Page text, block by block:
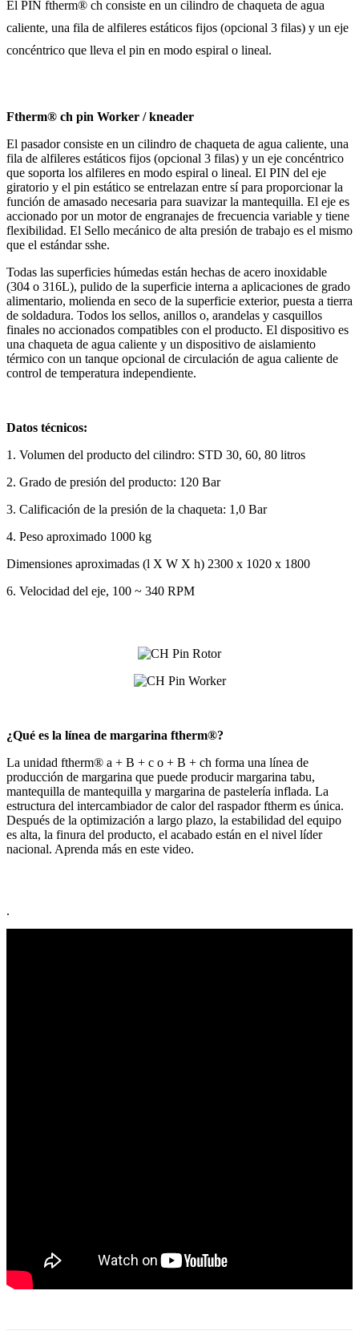
El PIN ftherm® ch consiste en un cilindro de chaqueta de agua
caliente, una fila de alfileres estáticos fijos (opcional 3 filas) y un eje
concéntrico que lleva el pin en modo espiral o lineal.
Ftherm® ch pin Worker / kneader
El pasador consiste en un cilindro de chaqueta de agua caliente, una
fila de alfileres estáticos fijos (opcional 3 filas) y un eje concéntrico
que soporta los alfileres en modo espiral o lineal. El PIN del eje
giratorio y el pin estático se entrelazan entre sí para proporcionar la
función de amasado necesaria para suavizar la mantequilla. El eje es
accionado por un motor de engranajes de frecuencia variable y tiene
flexibilidad. El Sello mecánico de alta presión de trabajo es el mismo
que el estándar sshe.
Todas las superficies húmedas están hechas de acero inoxidable
(304 o 316L), pulido de la superficie interna a aplicaciones de grado
alimentario, molienda en seco de la superficie exterior, puesta a tierra
de soldadura. Todos los sellos, anillos o, arandelas y casquillos
finales no accionados compatibles con el producto. El dispositivo es
una chaqueta de agua caliente y un dispositivo de aislamiento
térmico con un tanque opcional de circulación de agua caliente de
control de temperatura independiente.
Datos técnicos:
1. Volumen del producto del cilindro: STD 30, 60, 80 litros
2. Grado de presión del producto: 120 Bar
3. Calificación de la presión de la chaqueta: 1,0 Bar
4. Peso aproximado 1000 kg
Dimensiones aproximadas (l X W X h) 2300 x 1020 x 1800
6. Velocidad del eje, 100 ~ 340 RPM
¿Qué es la línea de margarina ftherm®?
La unidad ftherm® a + B + c o + B + ch forma una línea de
producción de margarina que puede producir margarina tabu,
mantequilla de mantequilla y margarina de pastelería inflada. La
estructura del intercambiador de calor del raspador ftherm es única.
Después de la optimización a largo plazo, la estabilidad del equipo
es alta, la finura del producto, el acabado están en el nivel líder
nacional. Aprenda más en este video.
.